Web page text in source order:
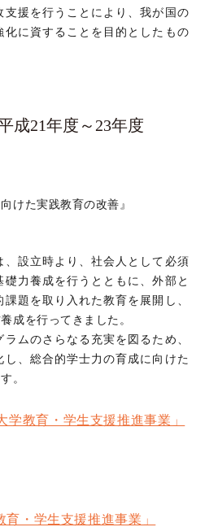
支援を行うことにより、我が国の
化に資することを目的としたもの
成21年度～23年度
けた実践教育の改善』
、設立時より、社会人として必須
力養成を行うとともに、外部と
題を取り入れた教育を展開し、
成を行ってきました。
ムのさらなる充実を図るため、
し、総合的学士力の育成に向けた
。
学教育・学生支援推進事業」
・学生支援推進事業」